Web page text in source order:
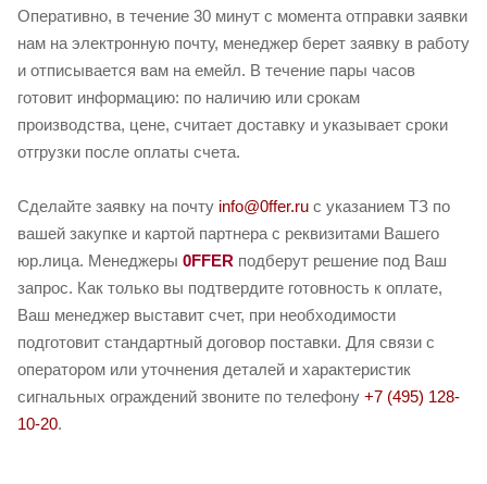
Оперативно, в течение 30 минут с момента отправки заявки
нам на электронную почту, менеджер берет заявку в работу
и отписывается вам на емейл. В течение пары часов
готовит информацию: по наличию или срокам
производства, цене, считает доставку и указывает сроки
отгрузки после оплаты счета.
Сделайте заявку на почту info@0ffer.ru с указанием ТЗ по
вашей закупке и картой партнера с реквизитами Вашего
юр.лица. Менеджеры 0FFER подберут решение под Ваш
запрос. Как только вы подтвердите готовность к оплате,
Ваш менеджер выставит счет, при необходимости
подготовит стандартный договор поставки. Для связи с
оператором или уточнения деталей и характеристик
сигнальных ограждений звоните по телефону +7 (495) 128-
10-20.